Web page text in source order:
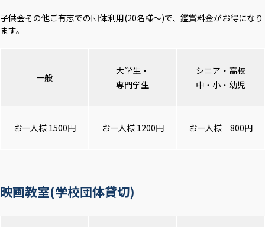
子供会その他ご有志での団体利用(20名様～)で、鑑賞料金がお得になり
ます。
一般
大学生・
専門学生
シニア・高校
中・小・幼児
お一人様 1500円 お一人様 1200円 お一人様 800円
映画教室(学校団体貸切)